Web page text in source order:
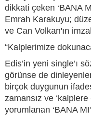
dikkati çeken ‘BANA
Emrah Karakuyu;
ve Can Volkan'ın
“Kalplerimize
Edis’in yeni single’ı
görünse de
birçok duygunun
zamansız ve
yorumlanan ‘BANA